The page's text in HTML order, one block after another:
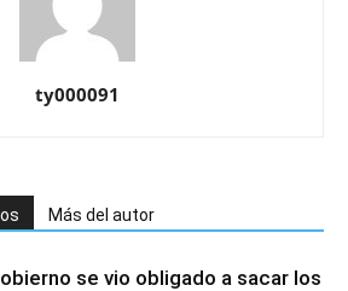
ty000091
Más del autor
se vio obligado a sacar los